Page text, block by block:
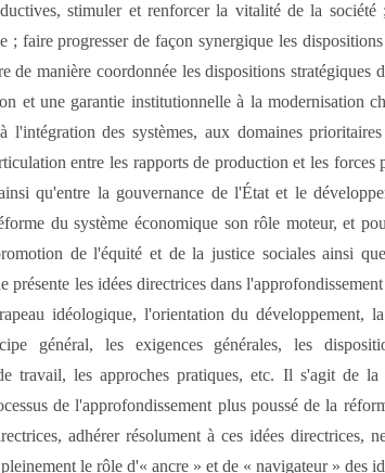
stimuler et renforcer la vitalité de la
; faire progresser de façon synergique les
de manière coordonnée les dispositions stratégiques
et une garantie institutionnelle à la modernisation
l'intégration des systèmes, aux domaines
entre les rapports de production et les forces
qu'entre la gouvernance de l'État et le
du système économique son rôle moteur, et
de l'équité et de la justice sociales ainsi
présente les idées directrices dans
idéologique, l'orientation du développement,
général, les exigences générales, les
travail, les approches pratiques, etc. Il s'agit de
de l'approfondissement plus poussé de la
adhérer résolument à ces idées directrices,
le rôle d'« ancre » et de « navigateur » des